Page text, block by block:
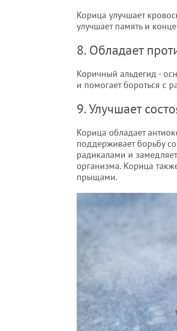
Корица улучшает
улучшает память и
8. Обладает
Коричный альдегид -
и помогает бороться с
9. Улучшает
Корица обладает
поддерживает борьбу
радикалами и
организма. Корица
прыщами.